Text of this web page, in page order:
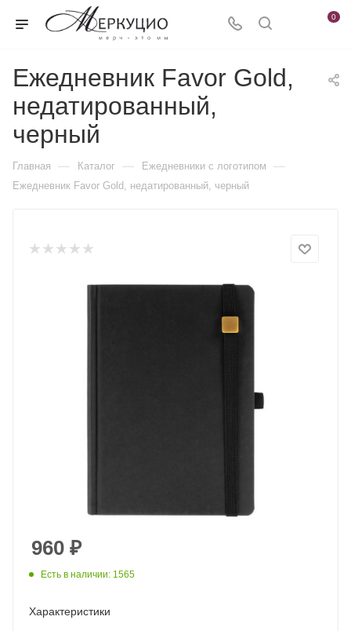
0
Ежедневник Favor Gold,
недатированный,
черный
Главная — Каталог — Ежедневники c логотипом —
Ежедневник Favor Gold, недатированный, черный
960 ₽
Есть в наличии: 1565
Характеристики